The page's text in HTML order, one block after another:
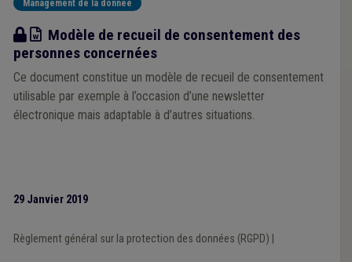
Management de la donnée
Modèle
Modèle de recueil de consentement des
personnes concernées
Ce document constitue un modèle de recueil de consentement
utilisable par exemple à l’occasion d’une newsletter
électronique mais adaptable à d’autres situations.
29 Janvier 2019
Règlement général sur la protection des données (RGPD)